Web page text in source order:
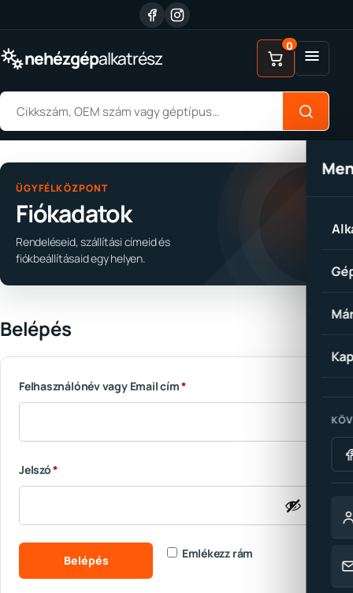
nehézgépalkatrész
Alkatrész keresése
0Menü
ÜGYFÉLKÖZPONT
Fiókadatok
Rendeléseid, szállítási címeid és
fiókbeállításaid egy helyen.
Belépés
Felhasználónév vagy Email cím*
Jelszó*
Emlékezz rám
Belépés